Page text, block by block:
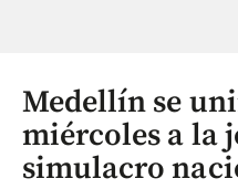
Medellín se
miércoles a la
simulacro